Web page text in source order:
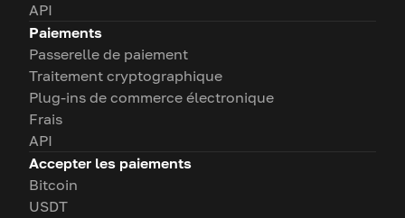
API
Paiements
Passerelle de paiement
Traitement cryptographique
Plug-ins de commerce électronique
Frais
API
Accepter les paiements
Bitcoin
USDT